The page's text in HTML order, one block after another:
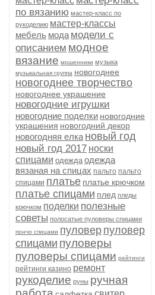
по вязанию мастер-класс по
рукоделию мастер-классы
мебель мода модели с
описанием модное
вязание мошенники музыка
музыкальная группа новогоднее
новогоднее творчество
новогоднее украшение
новогодние игрушки
новогодние поделки новогодние
украшения новогодний декор
новогодняя елка новый год
новый год 2017 носки
спицами одежда одежда
вязаная на спицах пальто пальто
спицами платье платье крючком
платье спицами плед пледы
крючком поделки полезные
советы полосатые пуловеры спицами
пончо спицами пуловер пуловер
спицами пуловеры
пуловеры спицами рейтинги
рейтинги казино ремонт
рукоделие руны ручная